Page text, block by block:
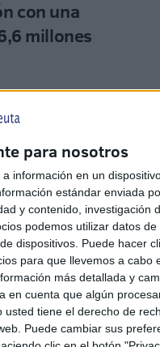
para nosotros
información en un
estándar enviada
y contenido, investigación
podemos utilizar datos de
dispositivos. Puede hacer
para que llevemos a cabo
más detallada y
en cuenta que algún
tiene el derecho de
Puede cambiar sus
con una
millones
etapa con la
tras el
de las
la